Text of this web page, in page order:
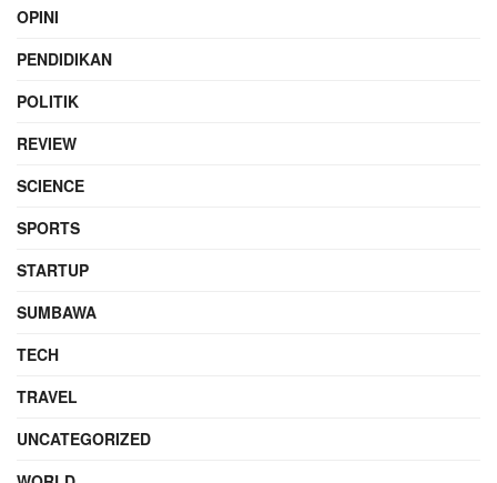
OPINI
PENDIDIKAN
POLITIK
REVIEW
SCIENCE
SPORTS
STARTUP
SUMBAWA
TECH
TRAVEL
UNCATEGORIZED